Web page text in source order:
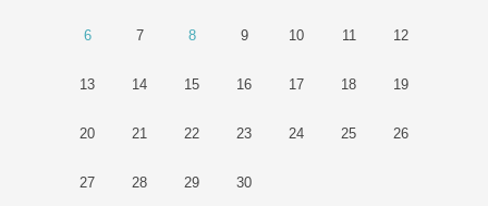
6 7 8 9 10 11 12
13 14 15 16 17 18 19
20 21 22 23 24 25 26
27 28 29 30